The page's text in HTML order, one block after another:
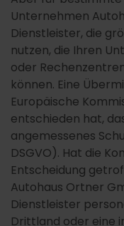
Unternehmen
Dienstleister, die
nutzen, die Ihren
oder
können. Eine
Europäische
entschieden hat,
angemessenes
DSGVO). Hat die
Entscheidung
Autohaus Ortner
Dienstleister
Drittland oder eine